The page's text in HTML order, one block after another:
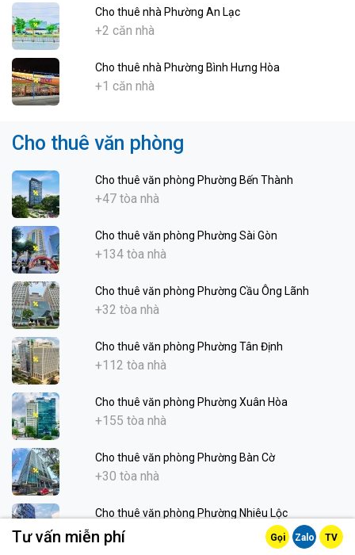
Cho thuê nhà Phường An Lạc
+2 căn nhà
Cho thuê nhà Phường Bình Hưng Hòa
+1 căn nhà
Cho thuê văn phòng
Cho thuê văn phòng Phường Bến Thành
+47 tòa nhà
Cho thuê văn phòng Phường Sài Gòn
+134 tòa nhà
Cho thuê văn phòng Phường Cầu Ông Lãnh
+32 tòa nhà
Cho thuê văn phòng Phường Tân Định
+112 tòa nhà
Cho thuê văn phòng Phường Xuân Hòa
+155 tòa nhà
Cho thuê văn phòng Phường Bàn Cờ
+30 tòa nhà
Cho thuê văn phòng Phường Nhiêu Lộc
+16 tòa nhà
Tư vấn miễn phí Gọi Zalo TV